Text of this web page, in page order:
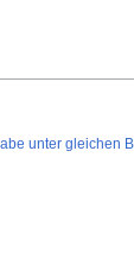
unter gleichen